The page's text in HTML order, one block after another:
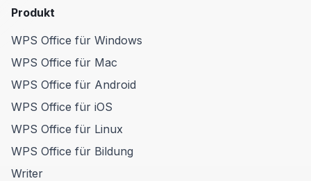
Produkt
WPS Office für Windows
WPS Office für Mac
WPS Office für Android
WPS Office für iOS
WPS Office für Linux
WPS Office für Bildung
Writer